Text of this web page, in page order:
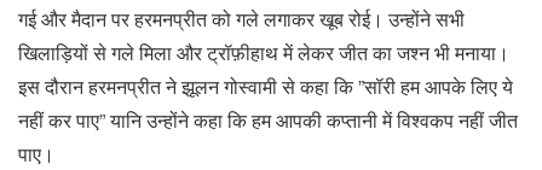
गई और मैदान पर हरमनप्रीत को गले लगाकर खूब रोई। उन्होंने सभी
खिलाड़ियों से गले मिला और ट्रॉफ़ीहाथ में लेकर जीत का जश्न भी मनाया।
इस दौरान हरमनप्रीत ने झूलन गोस्वामी से कहा कि ”सॉरी हम आपके लिए ये
नहीं कर पाए” यानि उन्होंने कहा कि हम आपकी कप्तानी में विश्वकप नहीं जीत
पाए।